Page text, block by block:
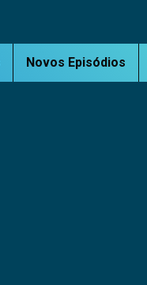
Novos Episódios